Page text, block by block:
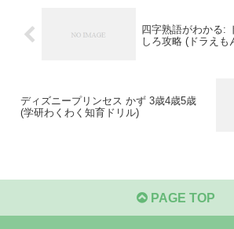
四字熟語がわかる:
しろ攻略 (ドラえも
ディズニープリンセス かず 3歳4歳5歳
(学研わくわく知育ドリル)
PAGE TOP